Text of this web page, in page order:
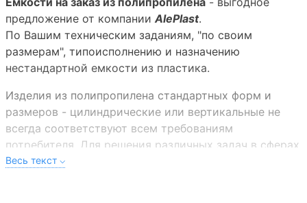
предложение от компанииAlePlast.
По Вашим техническим заданиям, "по своим
размерам", типоисполнению и назначению
нестандартной емкости из пластика.
Изделия из полипропилена стандартных форм и
размеров - цилиндрические или вертикальные не
всегда соответствуют всем требованиям
потребителя. Для решения различных задач в сферах
строительства, производства или бытовой отрасли